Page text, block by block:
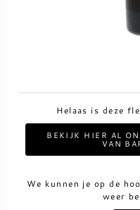
CABERNET
PINOT NOIR
Helaas is deze
BEKIJK HIER AL
VAN
We kunnen je op de
weer